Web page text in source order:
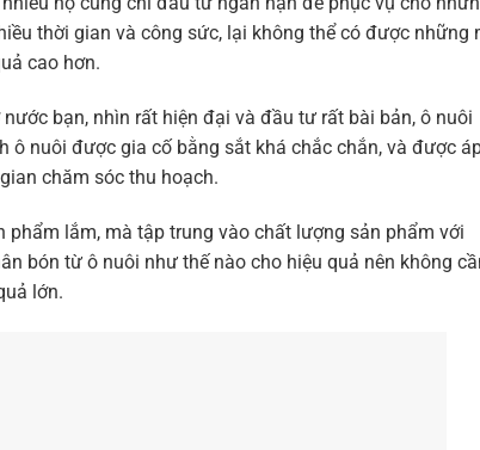
thời gian và công sức, lại không thể có được những
cao hơn.
bạn, nhìn rất hiện đại và đầu tư rất bài bản, ô nuôi
nuôi được gia cố bằng sắt khá chắc chắn, và được
chăm sóc thu hoạch.
lắm, mà tập trung vào chất lượng sản phẩm với
bón từ ô nuôi như thế nào cho hiệu quả nên không
lớn.